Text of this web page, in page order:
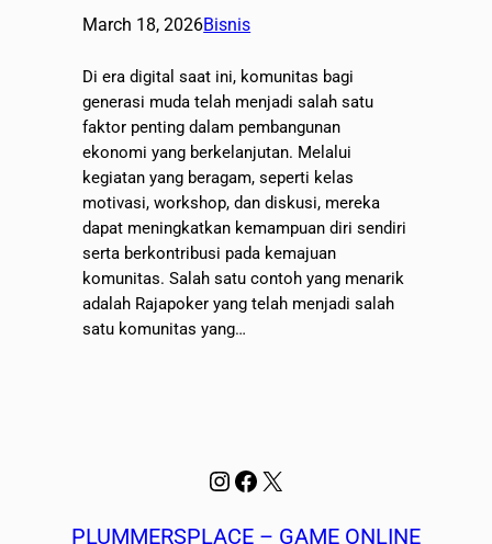
March 18, 2026Bisnis
Di era digital saat ini, komunitas bagi
generasi muda telah menjadi salah satu
faktor penting dalam pembangunan
ekonomi yang berkelanjutan. Melalui
kegiatan yang beragam, seperti kelas
motivasi, workshop, dan diskusi, mereka
dapat meningkatkan kemampuan diri sendiri
serta berkontribusi pada kemajuan
komunitas. Salah satu contoh yang menarik
adalah Rajapoker yang telah menjadi salah
satu komunitas yang…
Instagram
Facebook
X
PLUMMERSPLACE – GAME ONLINE